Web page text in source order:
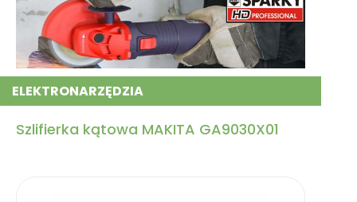
ELEKTRONARZĘDZIA
Szlifierka kątowa MAKITA GA9030X01